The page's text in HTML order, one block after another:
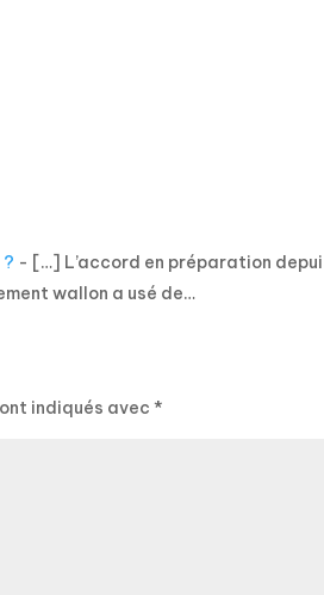
- […] L’accord en préparation
wallon a usé de…
indiqués avec*